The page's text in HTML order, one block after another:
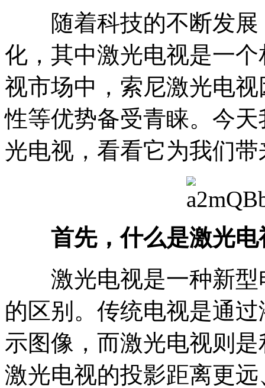
随着科技的不断发展
化，其中激光电视是一
视市场中，索尼激光电
性等优势备受青睐。今
光电视，看看它为我们
首先，什么是激光电
激光电视是一种新型
的区别。传统电视是通
示图像，而激光电视则
激光电视的投影距离更